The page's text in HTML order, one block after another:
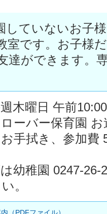
していないお子
室です。お子様
達ができます。
木曜日 午前
ーバー保育園 お
手拭き、参加費
は幼稚園 0247-
。